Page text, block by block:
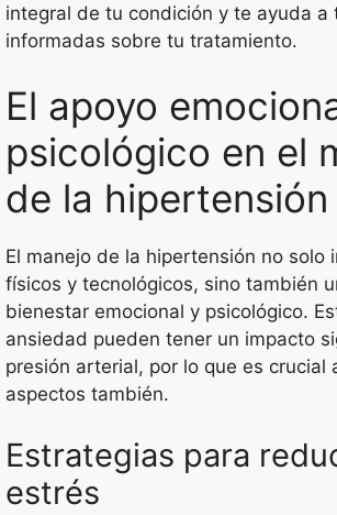
integral de tu condición y te ayuda a
informadas sobre tu tratamiento.
El apoyo
psicológico en el
de la hipertensión
El manejo de la hipertensión no solo
físicos y tecnológicos, sino también
bienestar emocional y psicológico.
ansiedad pueden tener un impacto
presión arterial, por lo que es crucial
aspectos también.
Estrategias para
estrés